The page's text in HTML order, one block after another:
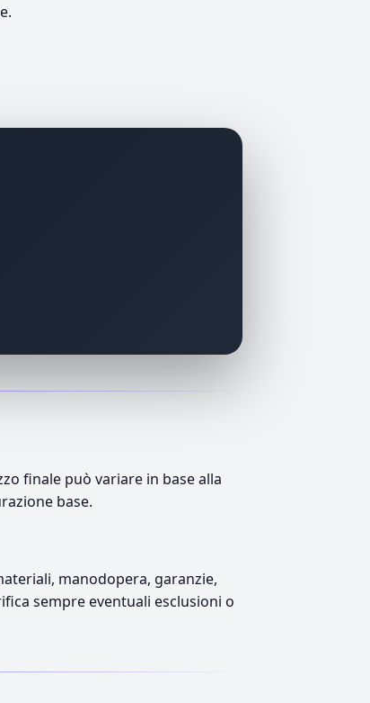
finale può variare in base alla
base.
manodopera, garanzie,
sempre eventuali esclusioni o